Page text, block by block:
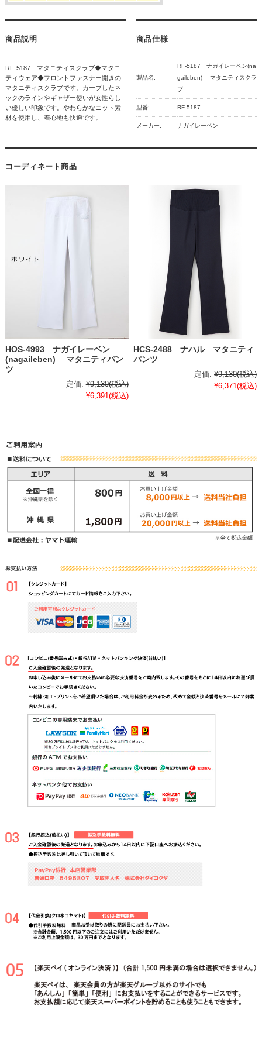
商品説明
RF-5187 マタニティスクラブ◆マタニ
ティウェア◆フロントファスナー開きの
マタニティスクラブです。カーブしたネ
ックのラインやギャザー使いが女性らし
い優しい印象です。やわらかなニット素
材を使用し、着心地も快適です。
商品仕様
製品名:
RF-5187 ナガイレーベン(na
gaileben) マタニティスクラ
ブ
型番: RF-5187
メーカー: ナガイレーベン
コーディネート商品
HOS-4993 ナガイレーベン
(nagaileben) マタニティパン
ツ
定価: ¥9,130(税込)
¥6,391(税込)
HCS-2488 ナハル マタニティ
パンツ
定価: ¥9,130(税込)
¥6,371(税込)